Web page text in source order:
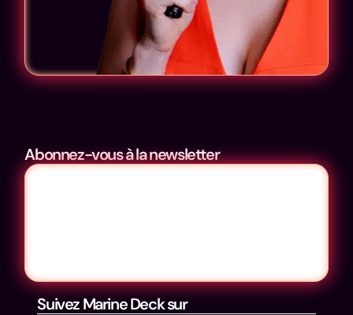
Abonnez-vous à la newsletter
Suivez Marine Deck sur